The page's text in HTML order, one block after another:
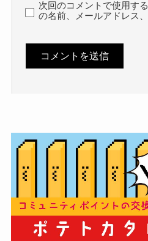
次回のコメントで使用す
の名前、メールアドレス